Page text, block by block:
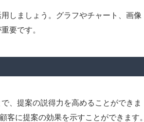
しましょう。グラフやチャート、画像
要です。
、提案の説得力を高めることができま
客に提案の効果を示すことができます。